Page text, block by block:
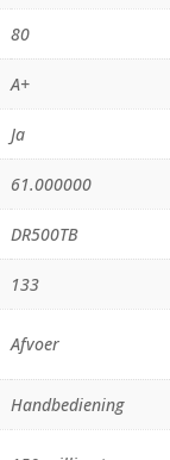
80
A+
Ja
61.000000
DR500TB
133
Afvoer
Handbediening